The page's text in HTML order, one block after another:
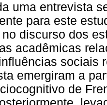
uma entrevista
para este
discurso dos
acadêmicas
sociais
emergiram a
de